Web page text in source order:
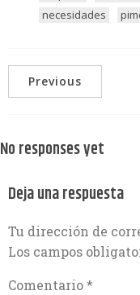
necesidades
Previous
No responses yet
Deja una respuesta
Tu dirección de
Los campos
Comentario*